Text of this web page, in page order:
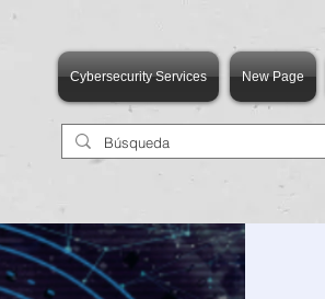
Cybersecurity Services New Page